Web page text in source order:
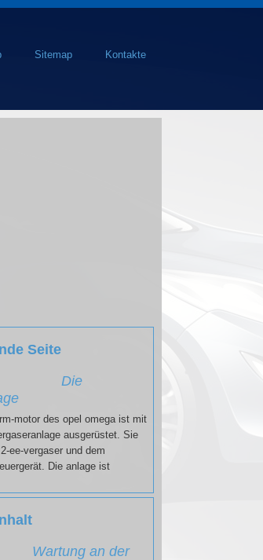
Sitemap Kontakte
Seite
Die
motor des opel omega ist mit
ausgerüstet. Sie
ee-vergaser und dem
Die anlage ist
Wartung an der